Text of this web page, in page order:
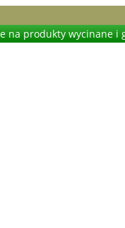
produkty wycinane i